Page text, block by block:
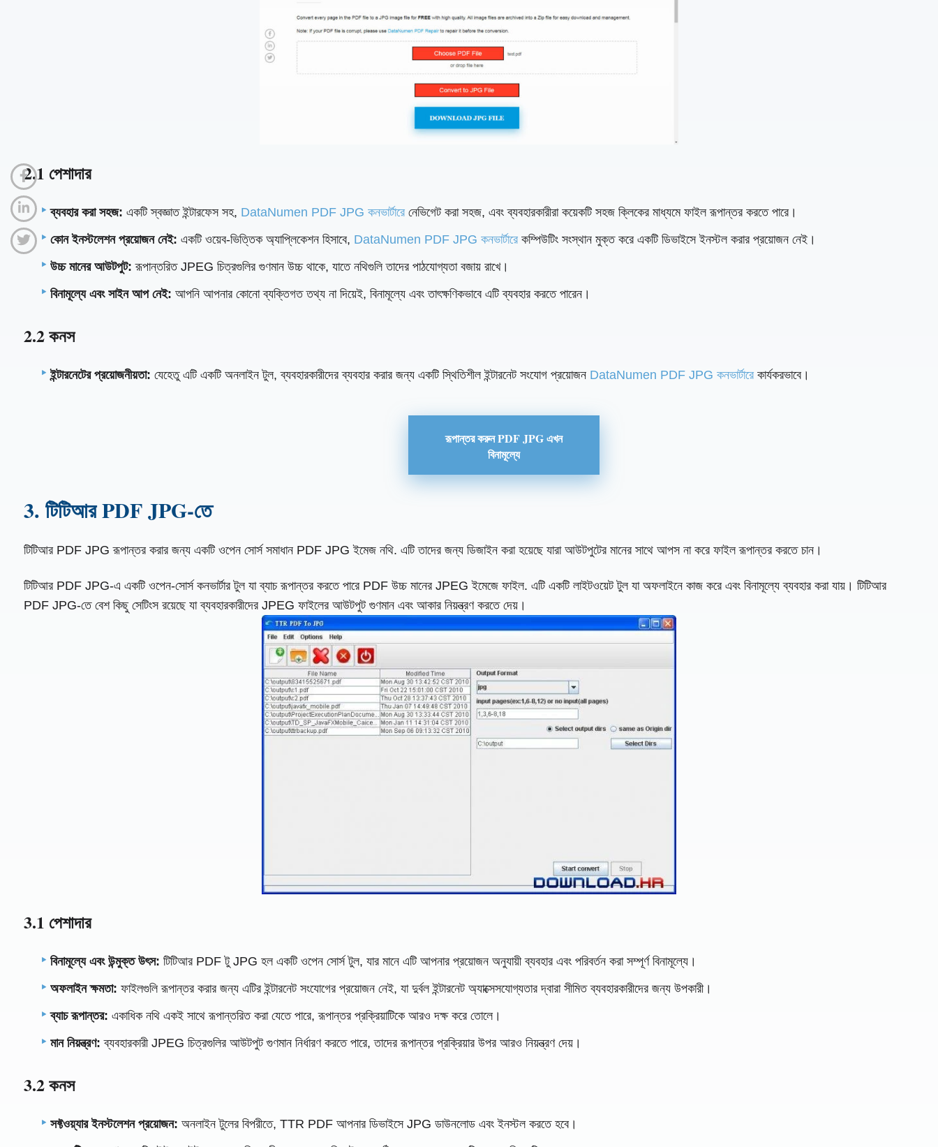
2.1 পেশাদার
ব্যবহার করা সহজ: একটি স্বজ্ঞাত ইন্টারফেস সহ, DataNumen PDF JPG কনভার্টারে নেভিগেট করা সহজ, এবং ব্যবহারকারীরা কয়েকটি সহজ ক্লিকের মাধ্যমে ফাইল রূপান্তর করতে পারে।
কোন ইনস্টলেশন প্রয়োজন নেই: একটি ওয়েব-ভিত্তিক অ্যাপ্লিকেশন হিসাবে, DataNumen PDF JPG কনভার্টারে কম্পিউটিং সংস্থান মুক্ত করে একটি ডিভাইসে ইনস্টল করার প্রয়োজন নেই।
উচ্চ মানের আউটপুট: রূপান্তরিত JPEG চিত্রগুলির গুণমান উচ্চ থাকে, যাতে নথিগুলি তাদের পাঠযোগ্যতা বজায় রাখে।
বিনামূল্যে এবং সাইন আপ নেই: আপনি আপনার কোনো ব্যক্তিগত তথ্য না দিয়েই, বিনামূল্যে এবং তাৎক্ষণিকভাবে এটি ব্যবহার করতে পারেন।
2.2 কনস
ইন্টারনেটের প্রয়োজনীয়তা: যেহেতু এটি একটি অনলাইন টুল, ব্যবহারকারীদের ব্যবহার করার জন্য একটি স্থিতিশীল ইন্টারনেট সংযোগ প্রয়োজন DataNumen PDF JPG কনভার্টারে কার্যকরভাবে।
রূপান্তর করুন PDF JPG এখন
বিনামূল্যে
3. টিটিআর PDF JPG-তে
টিটিআর PDF JPG রূপান্তর করার জন্য একটি ওপেন সোর্স সমাধান PDF JPG ইমেজ নথি. এটি তাদের জন্য ডিজাইন করা হয়েছে যারা আউটপুটের মানের সাথে আপস না করে ফাইল রূপান্তর করতে চান।
টিটিআর PDF JPG-এ একটি ওপেন-সোর্স কনভার্টার টুল যা ব্যাচ রূপান্তর করতে পারে PDF উচ্চ মানের JPEG ইমেজে ফাইল. এটি একটি লাইটওয়েট টুল যা অফলাইনে কাজ করে এবং বিনামূল্যে ব্যবহার করা যায়। টিটিআর
PDF JPG-তে বেশ কিছু সেটিংস রয়েছে যা ব্যবহারকারীদের JPEG ফাইলের আউটপুট গুণমান এবং আকার নিয়ন্ত্রণ করতে দেয়।
3.1 পেশাদার
বিনামূল্যে এবং উন্মুক্ত উৎস: টিটিআর PDF টু JPG হল একটি ওপেন সোর্স টুল, যার মানে এটি আপনার প্রয়োজন অনুযায়ী ব্যবহার এবং পরিবর্তন করা সম্পূর্ণ বিনামূল্যে।
অফলাইন ক্ষমতা: ফাইলগুলি রূপান্তর করার জন্য এটির ইন্টারনেট সংযোগের প্রয়োজন নেই, যা দুর্বল ইন্টারনেট অ্যাক্সেসযোগ্যতার দ্বারা সীমিত ব্যবহারকারীদের জন্য উপকারী।
ব্যাচ রূপান্তর: একাধিক নথি একই সাথে রূপান্তরিত করা যেতে পারে, রূপান্তর প্রক্রিয়াটিকে আরও দক্ষ করে তোলে।
মান নিয়ন্ত্রণ: ব্যবহারকারী JPEG চিত্রগুলির আউটপুট গুণমান নির্ধারণ করতে পারে, তাদের রূপান্তর প্রক্রিয়ার উপর আরও নিয়ন্ত্রণ দেয়।
3.2 কনস
সফ্টওয়্যার ইনস্টলেশন প্রয়োজন: অনলাইন টুলের বিপরীতে, TTR PDF আপনার ডিভাইসে JPG ডাউনলোড এবং ইনস্টল করতে হবে।